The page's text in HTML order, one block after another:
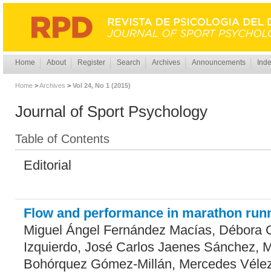
Home About Register Search Archives Announcements
Home >Archives > Vol 24, No 1 (2015)
Journal of Sport Psychology
Table of Contents
Editorial
Flow and performance in marathon
Miguel Ángel Fernández Macías, Débora
Izquierdo, José Carlos Jaenes Sánchez,
Bohórquez Gómez-Millán, Mercedes